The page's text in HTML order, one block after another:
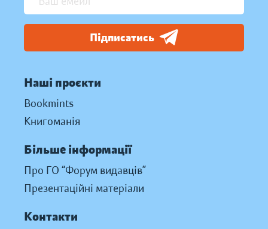
Підписатись
Наші проєкти
Bookmints
Книгоманія
Більше інформації
Про ГО “Форум видавців”
Презентаційні матеріали
Контакти